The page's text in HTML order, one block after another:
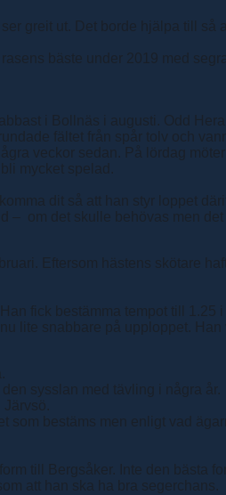
greit ut. Det borde hjälpa till så
bäste under 2019 med
i Bollnäs i augusti. Odd
fältet från spår tolv och
veckor sedan. På lördag
mycket spelad.
dit så att han styr loppet
– om det skulle behövas men
Eftersom hästens skötare
fick bestämma tempot till
lite snabbare på upploppet.
sysslan med tävling i några år.
Järvsö.
bestäms men enligt vad
till Bergsåker. Inte den bästa
att han ska ha bra segerchans.